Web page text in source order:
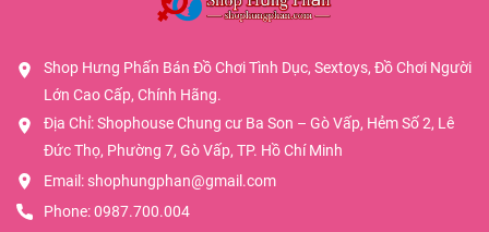
Shop Hưng Phấn Bán Đồ Chơi Tình Dục, Sextoys, Đồ Chơi Người
Lớn Cao Cấp, Chính Hãng.
Địa Chỉ: Shophouse Chung cư Ba Son – Gò Vấp, Hẻm Số 2, Lê
Đức Thọ, Phường 7, Gò Vấp, TP. Hồ Chí Minh
Email: shophungphan@gmail.com
Phone:0987.700.004